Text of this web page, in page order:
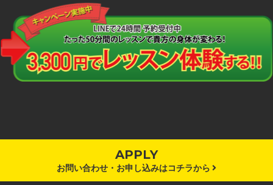
APPLY
お問い合わせ・お申し込みはコチラから